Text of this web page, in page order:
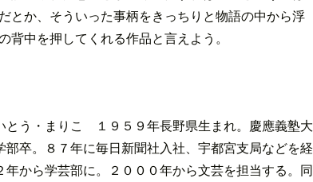
とか、そういった事柄をきっちりと物語の中から浮
中を押してくれる作品と言えよう。
とう・まりこ １９５９年長野県生まれ。慶應義塾大
部卒。８７年に毎日新聞社入社、宇都宮支局などを経
年から学芸部に。２０００年から文芸を担当する。同